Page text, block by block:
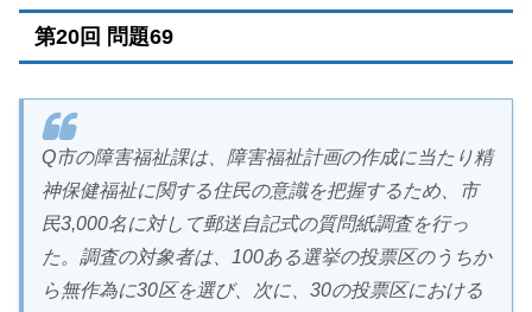
第20回 問題69
Q市の障害福祉課は、障害福祉計画の作成に当たり精
神保健福祉に関する住民の意識を把握するため、市
民3,000名に対して郵送自記式の質問紙調査を行っ
た。調査の対象者は、100ある選挙の投票区のうちか
ら無作為に30区を選び、次に、30の投票区における